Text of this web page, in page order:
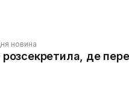
новина
де